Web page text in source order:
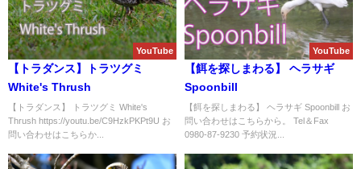
YouTube
【トラダンス】トラツグミ
White's Thrush
【トラダンス】 トラツグミ White's
Thrush https://youtu.be/C9HzkPKPt9U お
問い合わせはこちらか...
YouTube
【餌を探しまわる】 ヘラサギ
Spoonbill
【餌を探しまわる】 ヘラサギ Spoonbill お
問い合わせはこちらから。 Tel＆Fax
0980-87-9230 予約状況...